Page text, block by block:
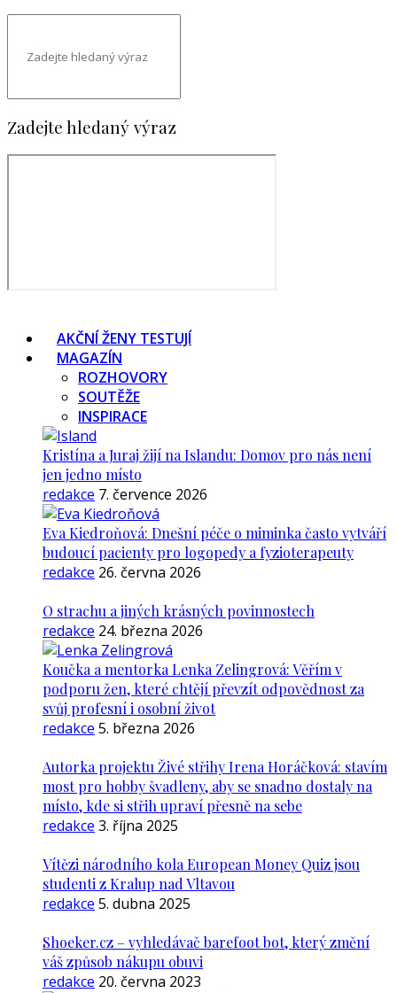
Zadejte hledaný výraz
AKČNÍ ŽENY TESTUJÍ
MAGAZÍN
ROZHOVORY
SOUTĚŽE
INSPIRACE
Kristína a Juraj žijí na Islandu: Domov pro nás není
jen jedno místo
redakce 7. července 2026
Eva Kiedroňová: Dnešní péče o miminka často vytváří
budoucí pacienty pro logopedy a fyzioterapeuty
redakce 26. června 2026
O strachu a jiných krásných povinnostech
redakce 24. března 2026
Koučka a mentorka Lenka Zelingrová: Věřím v
podporu žen, které chtějí převzít odpovědnost za
svůj profesní i osobní život
redakce 5. března 2026
Autorka projektu Živé střihy Irena Horáčková: stavím
most pro hobby švadleny, aby se snadno dostaly na
místo, kde si střih upraví přesně na sebe
redakce 3. října 2025
Vítězi národního kola European Money Quiz jsou
studenti z Kralup nad Vltavou
redakce 5. dubna 2025
Shoeker.cz – vyhledávač barefoot bot, který změní
váš způsob nákupu obuvi
redakce 20. června 2023